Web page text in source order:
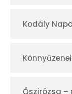
Kodály
Őszirózsa